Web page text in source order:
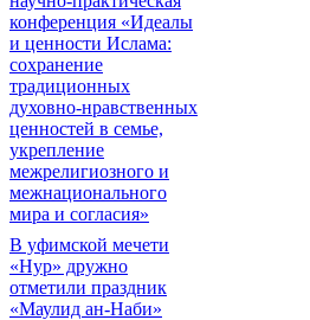
конференция «Идеалы
и ценности Ислама:
сохранение
традиционных
духовно-нравственных
ценностей в семье,
укрепление
межрелигиозного и
межнационального
мира и согласия»
В уфимской мечети
«Нур» дружно
отметили праздник
«Маулид ан-Наби»